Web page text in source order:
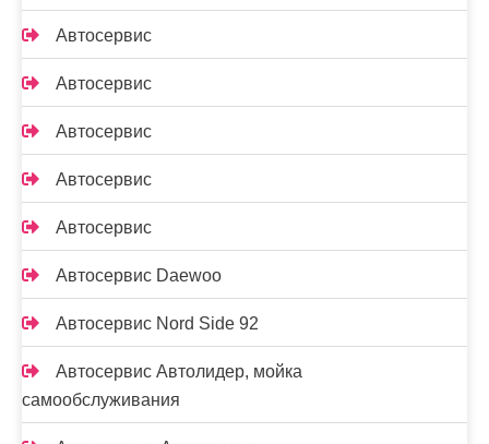
Автосервис
Автосервис
Автосервис
Автосервис
Автосервис
Автосервис Daewoo
Автосервис Nord Side 92
Автосервис Автолидер, мойка
самообслуживания